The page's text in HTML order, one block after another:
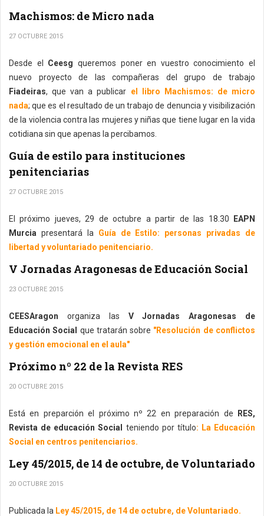
Machismos: de Micro nada
27 OCTUBRE 2015
Desde el Ceesg queremos poner en vuestro conocimiento el
nuevo proyecto de las compañeras del grupo de trabajo
Fiadeiras, que van a publicar el libro Machismos: de micro
nada; que es el resultado de un trabajo de denuncia y visibilización
de la violencia contra las mujeres y niñas que tiene lugar en la vida
cotidiana sin que apenas la percibamos.
Guía de estilo para instituciones
penitenciarias
27 OCTUBRE 2015
El próximo jueves, 29 de octubre a partir de las 18.30 EAPN
Murcia presentará la Guía de Estilo: personas privadas de
libertad y voluntariado penitenciario.
V Jornadas Aragonesas de Educación Social
23 OCTUBRE 2015
CEESAragon organiza las V Jornadas Aragonesas de
Educación Social
que tratarán sobre "Resolución de conflictos
y gestión emocional en el aula"
Próximo nº 22 de la Revista RES
20 OCTUBRE 2015
Está en preparción el próximo nº 22 en preparación de RES,
Revista de educación Social teniendo por título: La Educación
Social en centros penitenciarios.
Ley 45/2015, de 14 de octubre, de Voluntariado
20 OCTUBRE 2015
Publicada la Ley 45/2015, de 14 de octubre, de Voluntariado.